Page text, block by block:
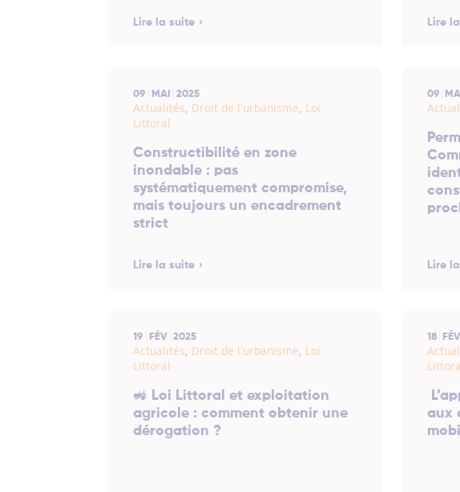
Lire la suite Lire
09 MAI 2025
Actualités, Droit de l'urbanisme, Loi
Littoral
Constructibilité en zone
inondable : pas
systématiquement compromise,
mais toujours un encadrement
strict
Lire la suite
09
Lire
19 FÉV 2025
Actualités, Droit de l'urbanisme, Loi
Littoral
🚜 Loi Littoral et exploitation
agricole : comment obtenir une
dérogation ?
18 FÉV
aux